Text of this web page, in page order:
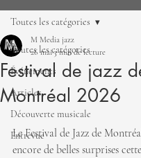
Toutes les catégories
Événements
Articles
Découverte musicale
Entrevue
Toutes les catégories
Festival de jazz
Montréal 2026
M Media jazz
26 mai3 min de lecture
Le Festival de Jazz de
encore de belles surprises